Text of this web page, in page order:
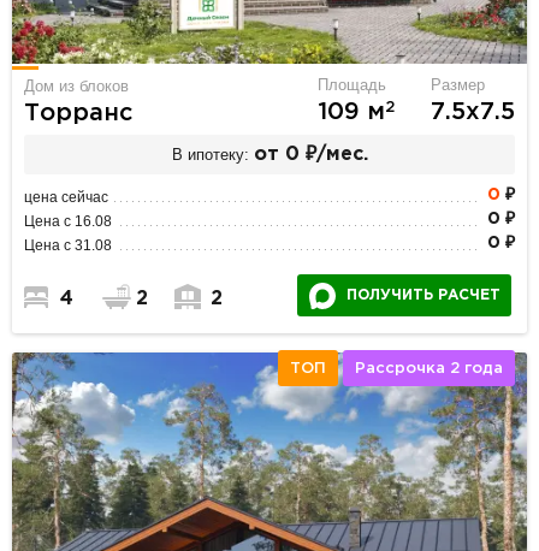
Дом из блоков
Торранс
Площадь
109 м2
Размер
7.5х7.5
В ипотеку: от 0 ₽/мес.
цена сейчас 0 ₽
Цена с 16.08 0 ₽
Цена с 31.08 0 ₽
4 2 2 ПОЛУЧИТЬ РАСЧЕТ
ТОП Рассрочка 2 года